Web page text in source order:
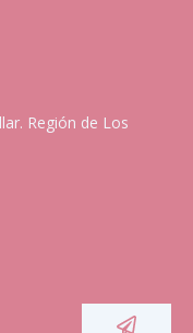
Región de Los